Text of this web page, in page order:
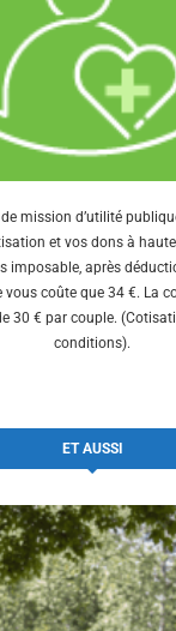
mission d’utilité
et vos dons à
imposable, après
vous coûte que 34 €. La
30 € par couple.
conditions).
ET AUSSI